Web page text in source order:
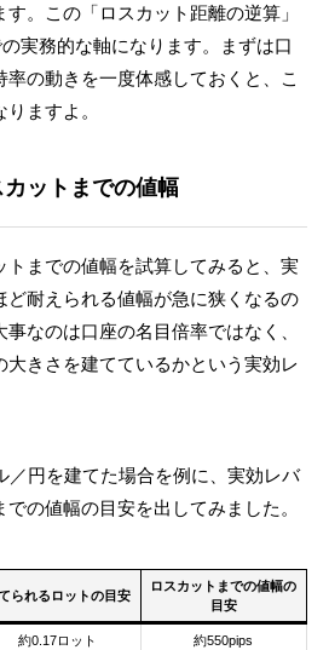
。この「ロスカット距離の逆算」
実務的な軸になります。まずは口
の動きを一度体感しておくと、こ
ますよ。
ットまでの値幅
トまでの値幅を試算してみると、実
ど耐えられる値幅が急に狭くなるの
なのは口座の名目倍率ではなく、
大きさを建てているかという実効レ
／円を建てた場合を例に、実効レバ
の値幅の目安を出してみました。
られるロットの目安
ロスカットまでの値幅の
目安
約0.17ロット 約550pips